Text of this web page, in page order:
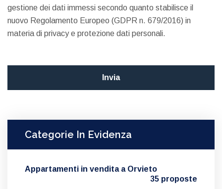
gestione dei dati immessi secondo quanto stabilisce il
nuovo Regolamento Europeo (GDPR n. 679/2016) in
materia di privacy e protezione dati personali.
Categorie In Evidenza
Appartamenti in vendita a Orvieto
35 proposte